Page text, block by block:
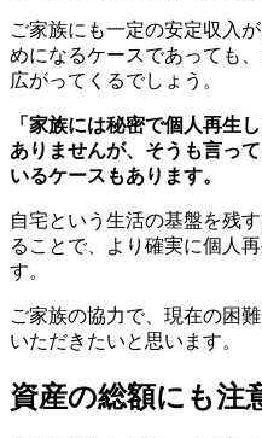
ご家族にも一定の安定収入
めになるケースであっても
広がってくるでしょう。
「家族には秘密で個人再生
ありませんが、そうも言っ
いるケースもあります。
自宅という生活の基盤を残
ることで、より確実に個人
す。
ご家族の協力で、現在の困
いただきたいと思います。
資産の総額にも注